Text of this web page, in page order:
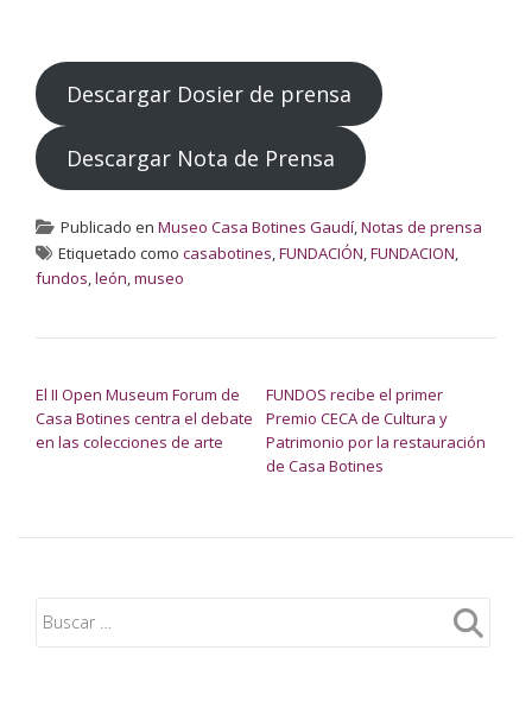
Descargar Dosier de prensa
Descargar Nota de Prensa
Publicado en Museo Casa Botines Gaudí,Notas de prensa
Etiquetado como casabotines,FUNDACIÓN,FUNDACION,
fundos,león,museo
El II Open Museum Forum de
Casa Botines centra el debate
en las colecciones de arte
FUNDOS recibe el primer
Premio CECA de Cultura y
Patrimonio por la restauración
de Casa Botines